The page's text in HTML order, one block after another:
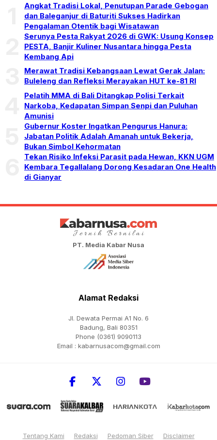
Angkat Tradisi Lokal, Penutupan Parade Gebogan
dan Baleganjur di Baturiti Sukses Hadirkan
Pengalaman Otentik bagi Wisatawan
Serunya Pesta Rakyat 2026 di GWK: Usung Konsep
PESTA, Banjir Kuliner Nusantara hingga Pesta
Kembang Api
Merawat Tradisi Kebangsaan Lewat Gerak Jalan:
Buleleng dan Refleksi Merayakan HUT ke-81 RI
Pelatih MMA di Bali Ditangkap Polisi Terkait
Narkoba, Kedapatan Simpan Senpi dan Puluhan
Amunisi
Gubernur Koster Ingatkan Pengurus Hanura:
Jabatan Politik Adalah Amanah untuk Bekerja,
Bukan Simbol Kehormatan
Tekan Risiko Infeksi Parasit pada Hewan, KKN UGM
Kembara Tegallalang Dorong Kesadaran One Health
di Gianyar
PT. Media Kabar Nusa
Alamat Redaksi
Jl. Dewata Permai A1 No. 6
Badung, Bali 80351
Phone (0361) 9090113
Email : kabarnusacom@gmail.com
Tentang Kami Redaksi Pedoman Siber Disclaimer